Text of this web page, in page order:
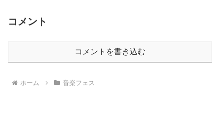
コメント
コメントを書き込む
ホーム 音楽フェス